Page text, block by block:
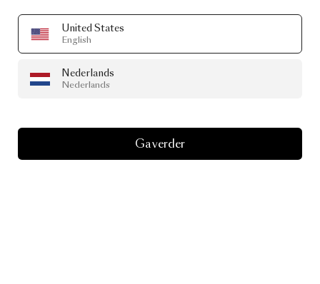
United States
English
Nederlands
Nederlands
Ga verder